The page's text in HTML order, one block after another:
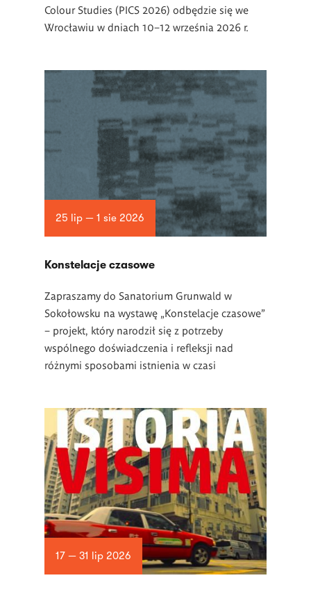
Colour Studies (PICS 2026) odbędzie się we
Wrocławiu w dniach 10–12 września 2026 r.
25 lip — 1 sie 2026
Konstelacje czasowe
Zapraszamy do Sanatorium Grunwald w
Sokołowsku na wystawę „Konstelacje czasowe”
– projekt, który narodził się z potrzeby
wspólnego doświadczenia i refleksji nad
różnymi sposobami istnienia w czasi
17 — 31 lip 2026